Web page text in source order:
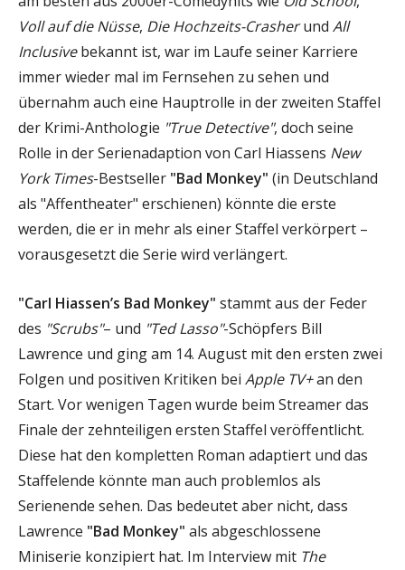
Voll auf die Nüsse, Die Hochzeits-Crasherund All
Inclusivebekannt ist, war im Laufe seiner Karriere
immer wieder mal im Fernsehen zu sehen und
übernahm auch eine Hauptrolle in der zweiten Staffel
der Krimi-Anthologie "True Detective", doch seine
Rolle in der Serienadaption von Carl Hiassens New
York Times-Bestseller "Bad Monkey" (in Deutschland
als "Affentheater" erschienen) könnte die erste
werden, die er in mehr als einer Staffel verkörpert –
vorausgesetzt die Serie wird verlängert.
"Carl Hiassen’s Bad Monkey" stammt aus der Feder
des "Scrubs"– und "Ted Lasso"-Schöpfers Bill
Lawrence und ging am 14. August mit den ersten zwei
Folgen und positiven Kritiken bei Apple TV+an den
Start. Vor wenigen Tagen wurde beim Streamer das
Finale der zehnteiligen ersten Staffel veröffentlicht.
Diese hat den kompletten Roman adaptiert und das
Staffelende könnte man auch problemlos als
Serienende sehen. Das bedeutet aber nicht, dass
Lawrence "Bad Monkey" als abgeschlossene
Miniserie konzipiert hat. Im Interview mit The